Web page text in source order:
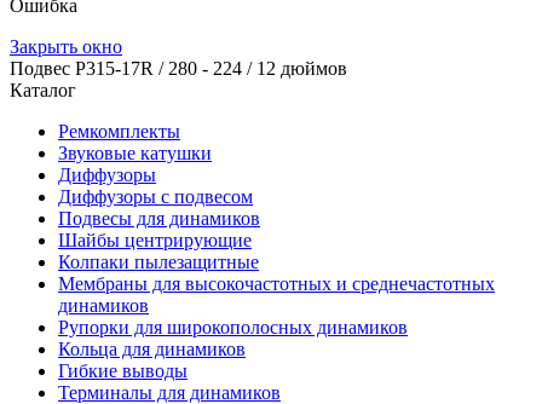
Ошибка
Закрыть окно
Подвес Р315-17R / 280 - 224 / 12 дюймов
Каталог
Ремкомплекты
Звуковые катушки
Диффузоры
Диффузоры с подвесом
Подвесы для динамиков
Шайбы центрирующие
Колпаки пылезащитные
Мембраны для высокочастотных и среднечастотных
динамиков
Рупорки для широкополосных динамиков
Кольца для динамиков
Гибкие выводы
Терминалы для динамиков